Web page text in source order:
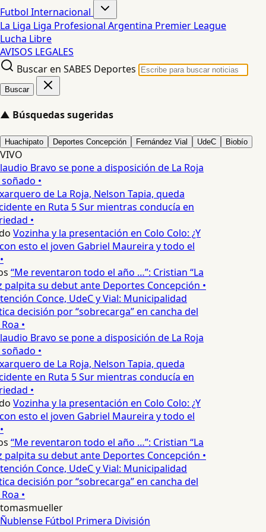
Futbol Internacional
La Liga Liga Profesional Argentina Premier League
Lucha Libre
AVISOS LEGALES
Buscar en SABES Deportes
Buscar
▲ Búsquedas sugeridas
Huachipato Deportes Concepción Fernández Vial UdeC Biobío
VIVO
Bravo se pone a disposición de La Roja
•
de La Roja, Nelson Tapia, queda
en Ruta 5 Sur mientras conducía en
•
Vozinha y la presentación en Colo Colo: ¿Y
esto el joven Gabriel Maureira y todo el
“Me reventaron todo el año …”: Cristian “La
su debut ante Deportes Concepción •
Conce, UdeC y Vial: Municipalidad
decisión por “sobrecarga” en cancha del
•
Bravo se pone a disposición de La Roja
•
de La Roja, Nelson Tapia, queda
en Ruta 5 Sur mientras conducía en
•
Vozinha y la presentación en Colo Colo: ¿Y
esto el joven Gabriel Maureira y todo el
“Me reventaron todo el año …”: Cristian “La
su debut ante Deportes Concepción •
Conce, UdeC y Vial: Municipalidad
decisión por “sobrecarga” en cancha del
•
tomasmueller
Ñublense Fútbol Primera División